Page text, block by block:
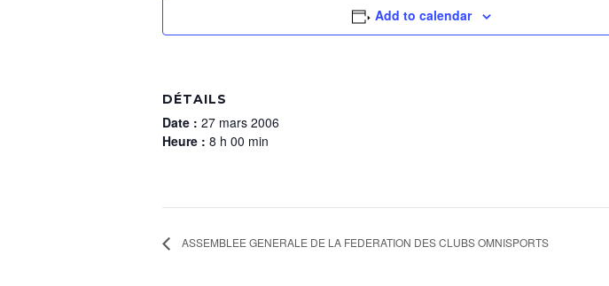
Add to calendar
DÉTAILS
Date : 27 mars 2006
Heure : 8 h 00 min
ASSEMBLEE GENERALE DE LA FEDERATION DES CLUBS OMNISPORTS